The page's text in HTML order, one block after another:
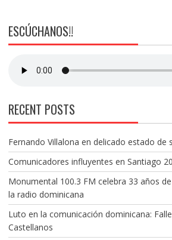
ESCÚCHANOS!!
RECENT POSTS
Fernando Villalona en delicado estado de
Comunicadores influyentes en Santiago
Monumental 100.3 FM celebra 33 años
la radio dominicana
Luto en la comunicación dominicana:
Castellanos